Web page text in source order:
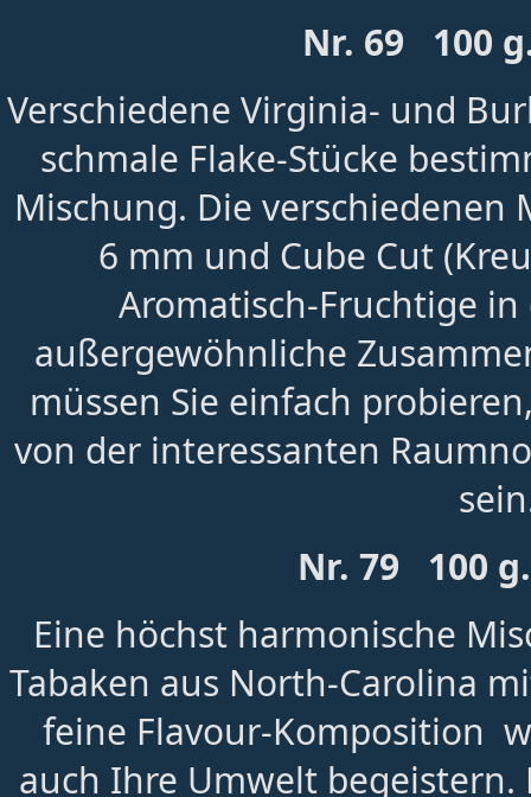
Nr. 69 100
Verschiedene Virginia- und
schmale Flake-Stücke
Mischung. Die
6 mm und Cube Cut
Aromatisch-Fruchtige
außergewöhnliche
müssen Sie einfach
von der interessanten
Nr. 79 100
Eine höchst harmonische
Tabaken aus North-Carolina
feine Flavour-Komposition
auch Ihre Umwelt begeistern.